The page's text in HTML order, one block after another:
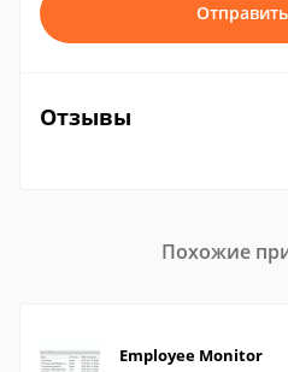
Отзывы
Похожие
Employee Monitor